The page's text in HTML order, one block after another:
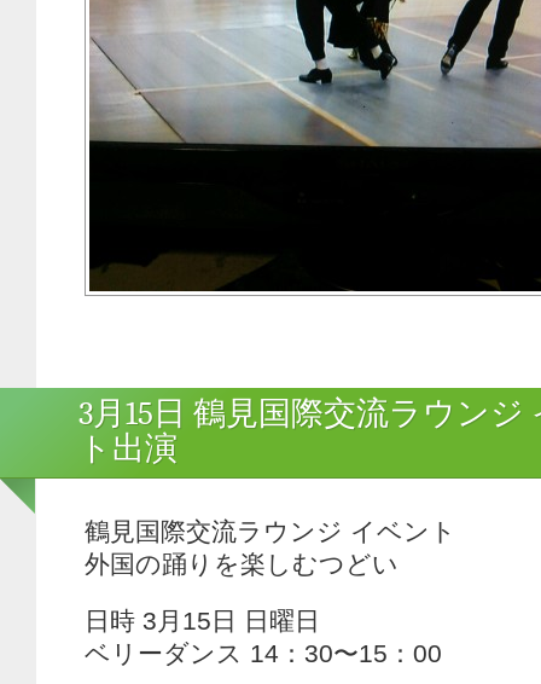
3月15日 鶴見国際交流ラウンジ
ト出演
鶴見国際交流ラウンジ イベント
外国の踊りを楽しむつどい
日時 3月15日 日曜日
ベリーダンス 14：30〜15：00